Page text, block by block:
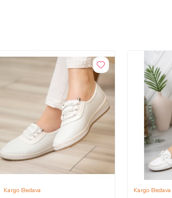
Kargo Bedava Kargo Bedava